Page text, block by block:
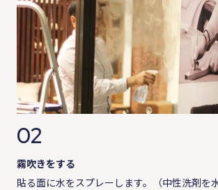
02
霧吹きをする
貼る面に水をスプレーします。（中性洗剤を